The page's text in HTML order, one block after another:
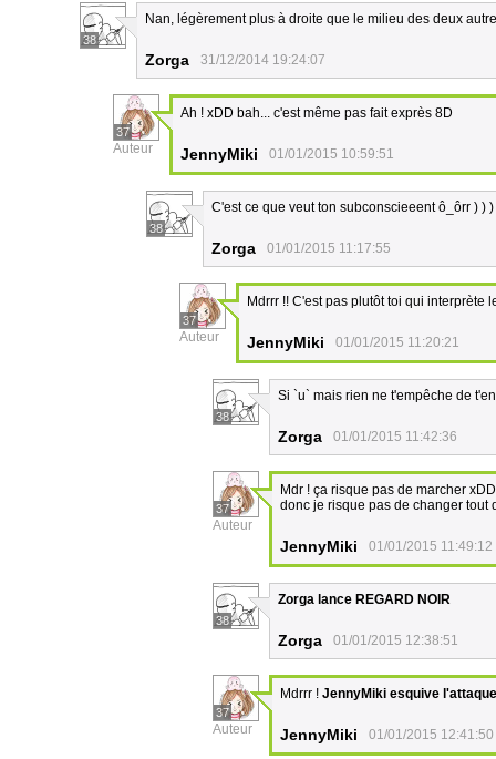
38
Nan, légèrement plus à droite que le milieu des deux
Zorga 31/12/2014 19:24:07
37
Auteur
Ah ! xDD bah... c'est même pas fait exprès 8D
JennyMiki 01/01/2015 10:59:51
38
C'est ce que veut ton subconscieeent ô_ôrr ) ) )
Zorga 01/01/2015 11:17:55
37
Auteur
Mdrrr !! C'est pas plutôt toi qui interprète
JennyMiki 01/01/2015 11:20:21
38
Si `u` mais rien ne t'empêche de
Zorga 01/01/2015 11:42:36
37
Auteur
Mdr ! ça risque pas de marcher
donc je risque pas de changer tout
JennyMiki 01/01/2015 11:49:12
38
Zorga lance REGARD NOIR
Zorga 01/01/2015 12:38:51
37
Auteur
Mdrrr ! JennyMiki esquive l'attaque
JennyMiki 01/01/2015 12:41:50